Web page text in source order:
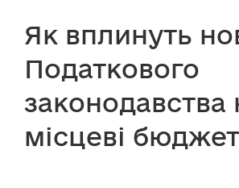
Як вплинуть
Податкового
законодавства
місцеві